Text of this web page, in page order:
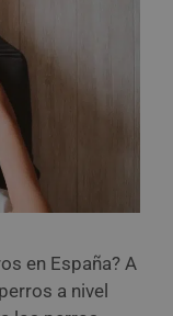
en España? A
a nivel